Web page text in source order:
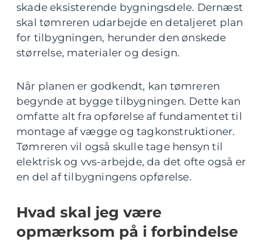
skade eksisterende bygningsdele. Dernæst
skal tømreren udarbejde en detaljeret plan
for tilbygningen, herunder den ønskede
størrelse, materialer og design.
Når planen er godkendt, kan tømreren
begynde at bygge tilbygningen. Dette kan
omfatte alt fra opførelse af fundamentet til
montage af vægge og tagkonstruktioner.
Tømreren vil også skulle tage hensyn til
elektrisk og vvs-arbejde, da det ofte også er
en del af tilbygningens opførelse.
Hvad skal jeg være
opmærksom på i forbindelse